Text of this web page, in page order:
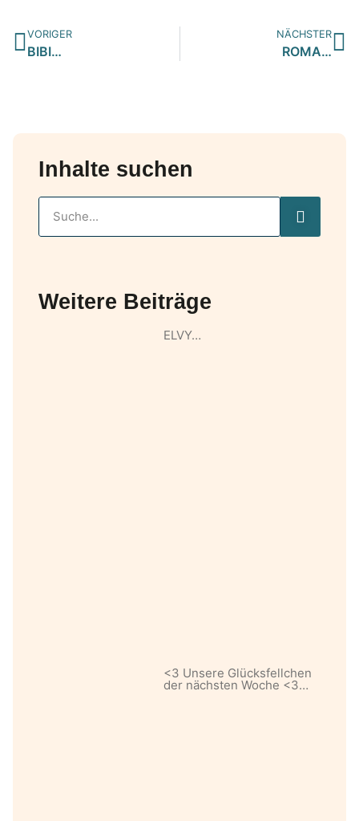
VORIGER
BIBI…
NÄCHSTER
ROMA…
Inhalte suchen
Weitere Beiträge
ELVY…
<3 Unsere Glücksfellchen
der nächsten Woche <3…